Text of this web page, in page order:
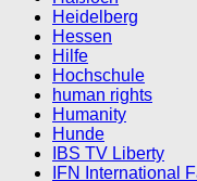
Heidelberg
Hessen
Hilfe
Hochschule
human rights
Humanity
Hunde
IBS TV Liberty
IFN International